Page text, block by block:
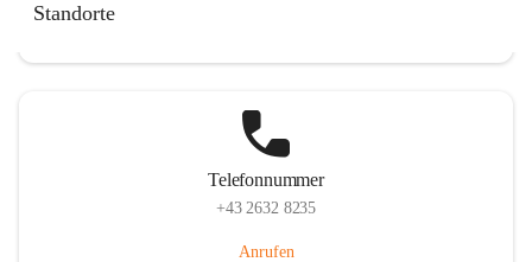
Standorte
Telefonnummer
+43 2632 8235
Anrufen